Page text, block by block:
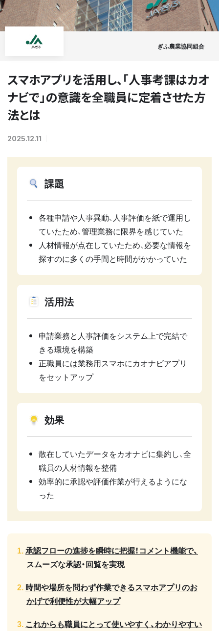
ぎふ農業協同組合
スマホアプリを活用し、「人事考課はカオ
ナビで」の意識を全職員に定着させた方
法とは
2025.12.11
課題
各種申請や人事異動、人事評価を紙で運用し
ていたため、管理業務に限界を感じていた
人材情報が点在していたため、必要な情報を
探すのに多くの手間と時間がかかっていた
活用法
申請業務と人事評価をシステム上で完結で
きる環境を構築
正職員には業務用スマホにカオナビアプリ
をセットアップ
効果
散在していたデータをカオナビに集約し、全
職員の人材情報を整備
効率的に承認や評価作業が行えるようにな
った
承認フローの進捗を瞬時に把握！コメント機能で、
スムーズな承認・回覧を実現
時間や場所を問わず作業できるスマホアプリのお
かげで利便性が大幅アップ
これからも職員にとって使いやすく、わかりやすい